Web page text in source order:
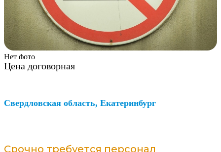
Нет фото
Цена договорная
Свердловская область, Екатеринбург
Срочно требуется персонал